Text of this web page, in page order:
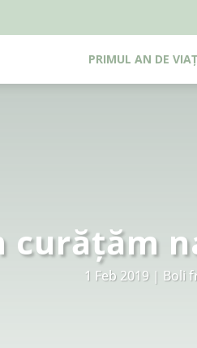
PRIMUL AN DE
curățăm
1 Feb 2019 Boli